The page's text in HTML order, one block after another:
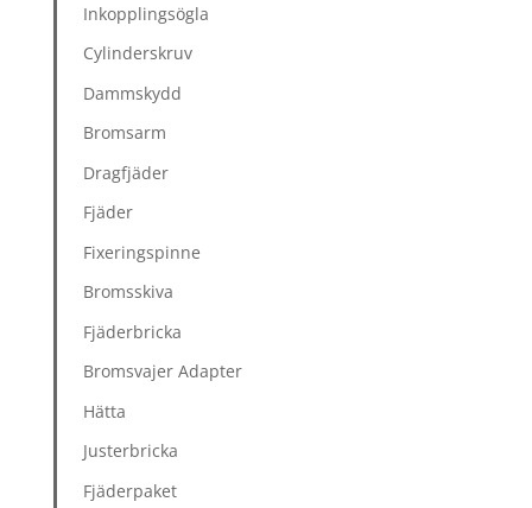
Inkopplingsögla
Cylinderskruv
Dammskydd
Bromsarm
Dragfjäder
Fjäder
Fixeringspinne
Bromsskiva
Fjäderbricka
Bromsvajer Adapter
Hätta
Justerbricka
Fjäderpaket